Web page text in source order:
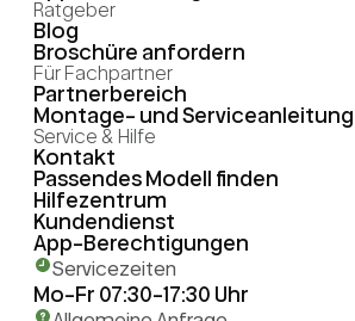
Ratgeber
Blog
Broschüre anfordern
Für Fachpartner
Partnerbereich
Montage- und Serviceanleitung
Service & Hilfe
Kontakt
Passendes Modell finden
Hilfezentrum
Kundendienst
App-Berechtigungen
Servicezeiten
Mo-Fr 07:30-17:30 Uhr